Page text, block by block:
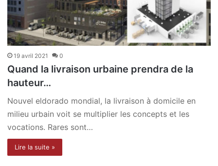
19 avril 2021 0
Quand la livraison urbaine prendra de la
hauteur…
Nouvel eldorado mondial, la livraison à domicile en
milieu urbain voit se multiplier les concepts et les
vocations. Rares sont…
Lire la suite »